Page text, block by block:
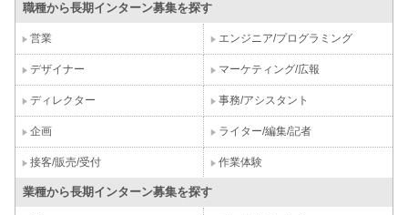
職種から長期インターン募集を探す
営業 エンジニア/プログラミング
デザイナー マーケティング/広報
ディレクター 事務/アシスタント
企画 ライター/編集/記者
接客/販売/受付 作業体験
業種から長期インターン募集を探す